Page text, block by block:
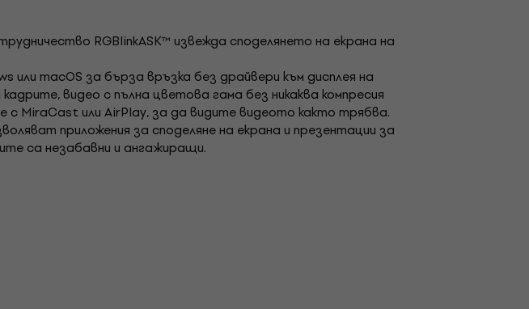
RGBlinkASK™ извежда споделянето на екрана на
macOS за бърза връзка без драйвери към дисплея на
видео с пълна цветова гама без никаква компресия
MiraCast или AirPlay, за да видите видеото както трябва.
приложения за споделяне на екрана и презентации за
са незабавни и ангажиращи.